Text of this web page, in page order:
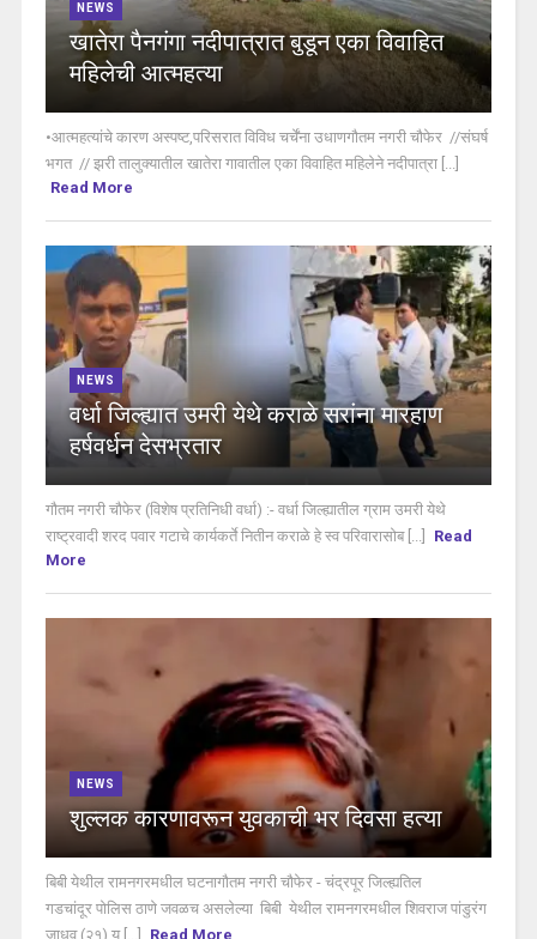
NEWS
खातेरा पैनगंगा नदीपात्रात बुडून एका विवाहित
महिलेची आत्महत्या
•आत्महत्यांचे कारण अस्पष्ट,परिसरात विविध चर्चेंना उधाणगौतम नगरी चौफेर //संघर्ष
भगत // झरी तालुक्यातील खातेरा गावातील एका विवाहित महिलेने नदीपात्रा [...]
Read More
NEWS
वर्धा जिल्ह्यात उमरी येथे कराळे सरांना मारहाण
हर्षवर्धन देसभ्रतार
गौतम नगरी चौफेर (विशेष प्रतिनिधी वर्धा) :- वर्धा जिल्ह्यातील ग्राम उमरी येथे
राष्ट्रवादी शरद पवार गटाचे कार्यकर्ते नितीन कराळे हे स्व परिवारासोब [...]
Read
More
NEWS
शुल्लक कारणावरून युवकाची भर दिवसा हत्या
बिबी येथील रामनगरमधील घटनागौतम नगरी चौफेर - चंद्रपूर जिल्ह्यतिल
गडचांदूर पोलिस ठाणे जवळच असलेल्या बिबी येथील रामनगरमधील शिवराज पांडुरंग
जाधव (२१) य [...]
Read More